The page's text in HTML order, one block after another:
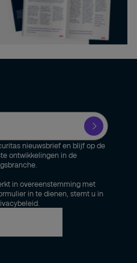
nieuwsbrief en blijf op de
ontwikkelingen in de
in overeenstemming met
in te dienen, stemt u in